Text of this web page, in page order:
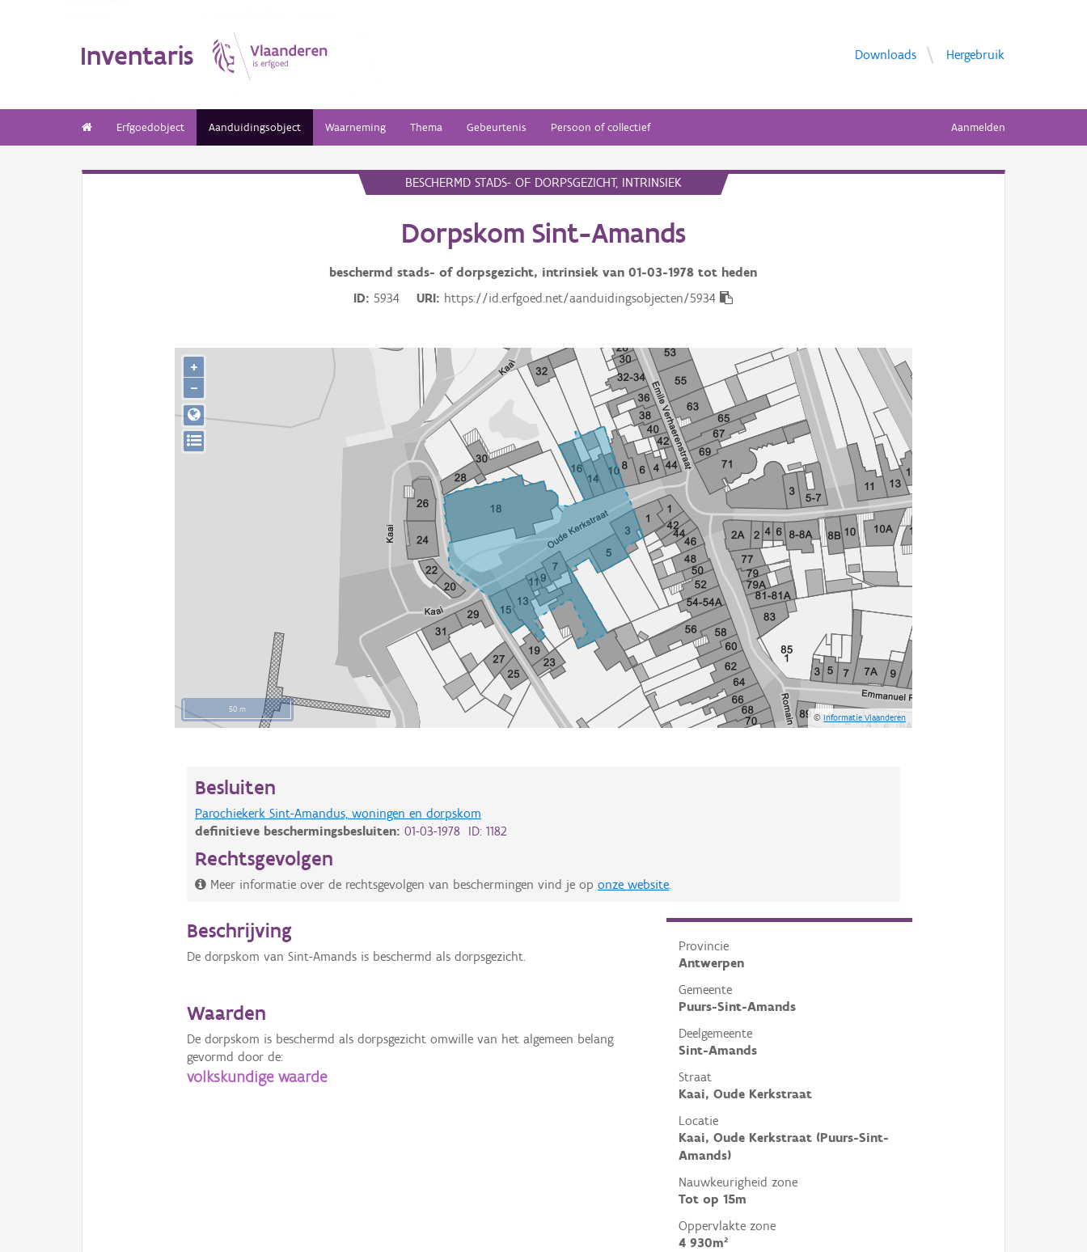
Inventaris Downloads Hergebruik
Erfgoedobject Aanduidingsobject Waarneming Thema Gebeurtenis Persoon of collectief Aanmelden
BESCHERMD STADS- OF DORPSGEZICHT, INTRINSIEK
Dorpskom Sint-Amands
beschermd stads- of dorpsgezicht, intrinsiek van01-03-1978 tot heden
ID
5934 URI https://id.erfgoed.net/aanduidingsobjecten/5934
50 m
©Informatie Vlaanderen
+
−
Besluiten
Parochiekerk Sint-Amandus, woningen en dorpskom
definitieve beschermingsbesluiten:01-03-1978 ID: 1182
Rechtsgevolgen
Meer informatie over de rechtsgevolgen van beschermingen vind je oponze website.
Provincie
Antwerpen
Gemeente
Puurs-Sint-Amands
Deelgemeente
Sint-Amands
Straat
Kaai, Oude Kerkstraat
Locatie
Kaai, Oude Kerkstraat (Puurs-Sint-
Amands)
Nauwkeurigheid zone
Tot op 15m
Oppervlakte zone
4 930m²
Beschrijving
De dorpskom van Sint-Amands is beschermd als dorpsgezicht.
Waarden
De dorpskom is beschermd als dorpsgezicht omwille van het algemeen belang
gevormd door de:
volkskundige waarde